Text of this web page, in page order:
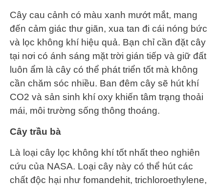
Cây cau cảnh có màu xanh mướt mắt, mang
đến cảm giác thư giãn, xua tan đi cái nóng bức
và lọc không khí hiệu quả. Bạn chỉ cần đặt cây
tại nơi có ánh sáng mặt trời gián tiếp và giữ đất
luôn ẩm là cây có thể phát triển tốt mà không
cần chăm sóc nhiều. Ban đêm cây sẽ hút khí
CO2 và sản sinh khí oxy khiến tâm trạng thoải
mái, môi trường sống thông thoáng.
Cây trầu bà
Là loại cây lọc không khí tốt nhất theo nghiên
cứu của NASA. Loại cây này có thể hút các
chất độc hại như fomandehit, trichloroethylene,